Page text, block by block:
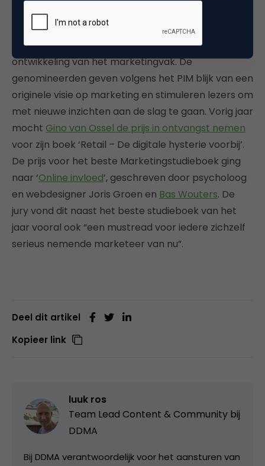
Het Platform Innovatie in Marketing (PIM) wil met
de PIM Literatuurprijs, die dit jaar voor de achttiende
keer werd uitgereikt, een impuls geven aan de
ontwikkeling van het marketingvak. De
genomineerden geven volgens het PIM blijk van een
originele visie op marketing en stimuleren lezers om
met nieuwe inzichten aan de slag te gaan. Vorig jaar
mocht Gino van Ossel de prijs in ontvangst nemen
voor zijn boek ‘Retail – De digitale hysterie voorbij’.
De prijs voor het beste Marketingstudieboek ging
naar ‘Online invloed’, geschreven door psycholoog
en webdesigner Joris Groen en Bas Wouters. De
jury vond dit naast het beste studieboek van het
jaar vooral ook “een mustread voor iedere zichzelf
serieus nemende marketeer van nu”.
Deel dit artikel
Kopieer link
luuk ros
Team Lead Content & Community bij
DDMA
Bij DDMA verantwoordelijk voor het aansturen van